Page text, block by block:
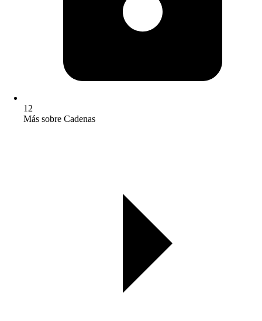
12
Más sobre Cadenas